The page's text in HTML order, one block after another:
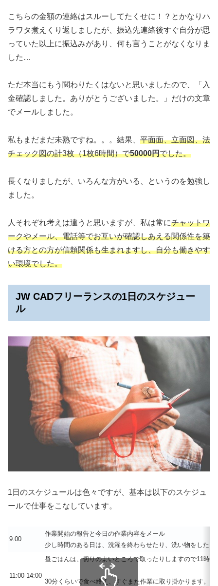
こちらの金額の連絡はスルーしてたくせに！？とかなりハ
ラワタ煮えくり返しましたが、振込先連絡後すぐ自分が思
っていた以上に振込みがあり、何も言うことがなくなりま
した…
ただ本当にもう関わりたくはないと思いましたので、「入
金確認しました。ありがとうございました。」だけの文章
でメールしました。
私もまだまだ未熟ですね。。。結果、 平面面、立面図、法
チェック図の計3枚（1枚6時間）で50000円でした。
長くなりましたが、いろんな方がいる、というのを勉強し
ました。
人それぞれ考えは違うと思いますが、私は常にチャットワ
ークやメール、電話等でお互いが確認しあえる関係性を築
ける方との方が信頼関係も生まれますし、自分も働きやす
い環境でした。
JW CADフリーランスの1日のスケジュー
ル
1日のスケジュールは色々ですが、基本は以下のスケジュ
ールで仕事をこなしています。
9:00
作業開始の報告と今日の作業内容をメール
少し時間のある日は、洗濯を終わらせたり、洗い物をした
11:00-14:00
昼ごはんは、切りのよいところで取ったりしますので11時
30分くらいで食べ終え、すぐまた作業に取り掛かります。